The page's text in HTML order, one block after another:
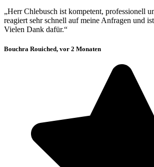
„Herr Chlebusch ist kompetent, professionell
reagiert sehr schnell auf meine Anfragen und
Vielen Dank dafür.“
Bouchra Rouiched, vor 2 Monaten